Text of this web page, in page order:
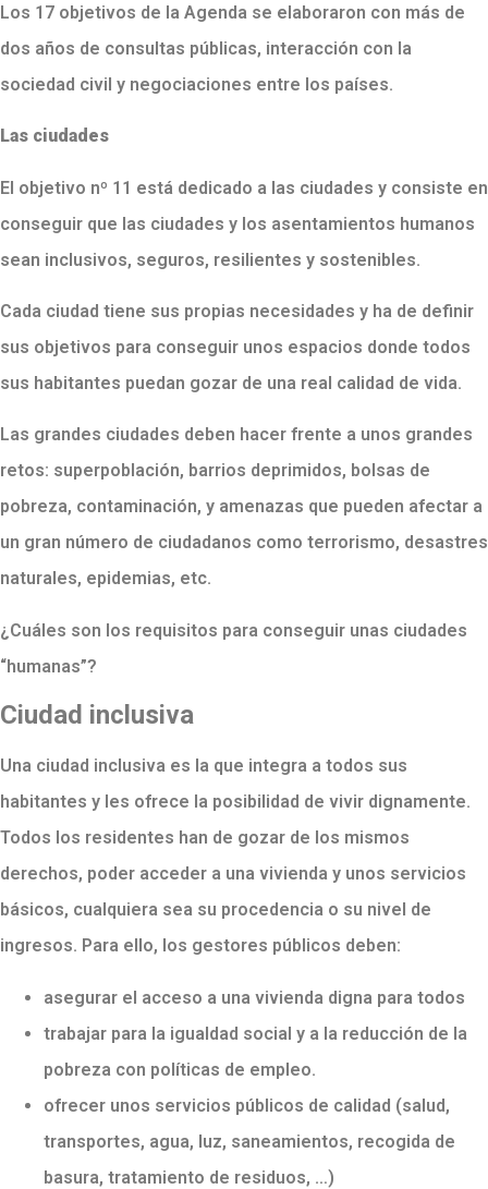
Los 17 objetivos de la Agenda se elaboraron con más de
dos años de consultas públicas, interacción con la
sociedad civil y negociaciones entre los países.
Las ciudades
El objetivo nº 11 está dedicado a las ciudades y consiste en
conseguir que las ciudades y los asentamientos humanos
sean inclusivos, seguros, resilientes y sostenibles.
Cada ciudad tiene sus propias necesidades y ha de definir
sus objetivos para conseguir unos espacios donde todos
sus habitantes puedan gozar de una real calidad de vida.
Las grandes ciudades deben hacer frente a unos grandes
retos: superpoblación, barrios deprimidos, bolsas de
pobreza, contaminación, y amenazas que pueden afectar a
un gran número de ciudadanos como terrorismo, desastres
naturales, epidemias, etc.
¿Cuáles son los requisitos para conseguir unas ciudades
“humanas”?
Ciudad inclusiva
Una ciudad inclusiva es la que integra a todos sus
habitantes y les ofrece la posibilidad de vivir dignamente.
Todos los residentes han de gozar de los mismos
derechos, poder acceder a una vivienda y unos servicios
básicos, cualquiera sea su procedencia o su nivel de
ingresos. Para ello, los gestores públicos deben:
asegurar el acceso a una vivienda digna para todos
trabajar para la igualdad social y a la reducción de la
pobreza con políticas de empleo.
ofrecer unos servicios públicos de calidad (salud,
transportes, agua, luz, saneamientos, recogida de
basura, tratamiento de residuos, …)